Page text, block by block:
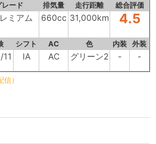
レード 排気量 走行距離 総合評価
ミアム 660cc 31,000km 4.5
シフト AC 色 内装 外装
IA AC グリーン2 - -
）